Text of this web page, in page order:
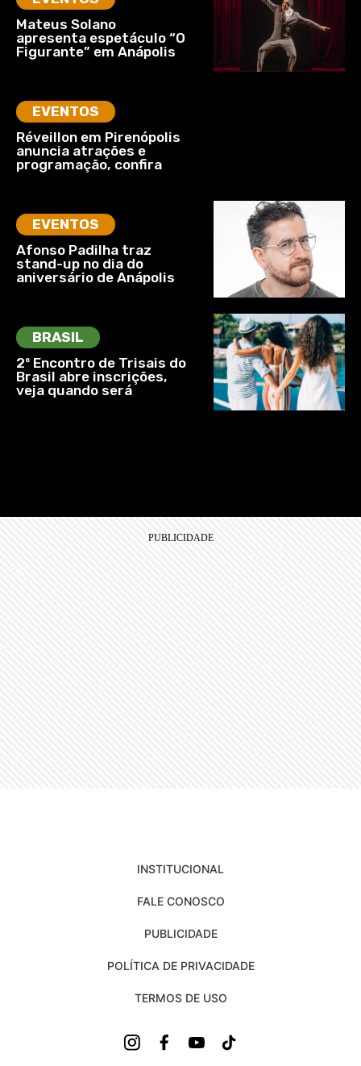
Mateus Solano
apresenta espetáculo “O
Figurante” em Anápolis
EVENTOS
Réveillon em Pirenópolis
anuncia atrações e
programação, confira
EVENTOS
Afonso Padilha traz
stand-up no dia do
aniversário de Anápolis
BRASIL
2º Encontro de Trisais do
Brasil abre inscrições,
veja quando será
INSTITUCIONAL
FALE CONOSCO
PUBLICIDADE
POLÍTICA DE PRIVACIDADE
TERMOS DE USO